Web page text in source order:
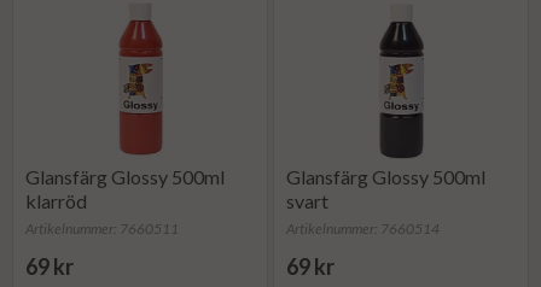
Glansfärg Glossy 500ml
klarröd
Artikelnummer: 7660511
69 kr
Glansfärg Glossy 500ml
svart
Artikelnummer: 7660514
69 kr